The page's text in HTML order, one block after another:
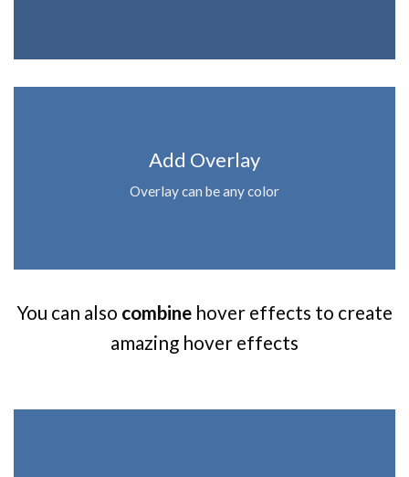
Add Overlay
Overlay can be any color
You can also combine hover effects to create
amazing hover effects